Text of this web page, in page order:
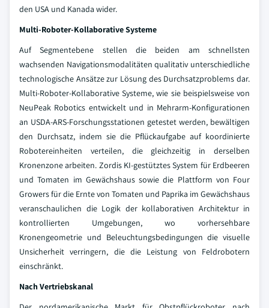
den USA und Kanada wider.
Multi-Roboter-Kollaborative Systeme
Auf Segmentebene stellen die beiden am schnellsten
wachsenden Navigationsmodalitäten qualitativ unterschiedliche
technologische Ansätze zur Lösung des Durchsatzproblems dar.
Multi-Roboter-Kollaborative Systeme, wie sie beispielsweise von
NeuPeak Robotics entwickelt und in Mehrarm-Konfigurationen
an USDA-ARS-Forschungsstationen getestet werden, bewältigen
den Durchsatz, indem sie die Pflückaufgabe auf koordinierte
Robotereinheiten verteilen, die gleichzeitig in derselben
Kronenzone arbeiten. Zordis KI-gestütztes System für Erdbeeren
und Tomaten im Gewächshaus sowie die Plattform von Four
Growers für die Ernte von Tomaten und Paprika im Gewächshaus
veranschaulichen die Logik der kollaborativen Architektur in
kontrollierten Umgebungen, wo vorhersehbare
Kronengeometrie und Beleuchtungsbedingungen die visuelle
Unsicherheit verringern, die die Leistung von Feldrobotern
einschränkt.
Nach Vertriebskanal